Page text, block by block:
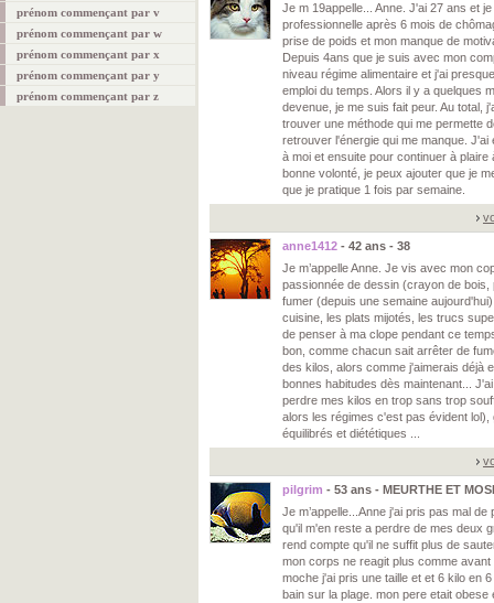
prénom commençant par v
prénom commençant par w
prénom commençant par x
prénom commençant par y
prénom commençant par z
Je m 19appelle... Anne. J'ai 27 ans et
professionnelle après 6 mois de
prise de poids et mon manque de
Depuis 4ans que je suis avec mon
niveau régime alimentaire et j'ai
emploi du temps. Alors il y a quelques
devenue, je me suis fait peur. Au total,
trouver une méthode qui me permette
retrouver l'énergie qui me manque.
à moi et ensuite pour continuer à
bonne volonté, je peux ajouter que je
que je pratique 1 fois par semaine.
anne1412 - 42 ans - 38
Je m’appelle Anne. Je vis avec mon
passionnée de dessin (crayon de
fumer (depuis une semaine
cuisine, les plats mijotés, les trucs
de penser à ma clope pendant ce
bon, comme chacun sait arrêter de
des kilos, alors comme j'aimerais déjà
bonnes habitudes dès maintenant...
perdre mes kilos en trop sans trop
alors les régimes c'est pas évident
équilibrés et diététiques ...
pilgrim - 53 ans - MEURTHE ET
Je m’appelle...Anne j'ai pris pas mal
qu'il m'en reste a perdre de mes deux
rend compte qu'il ne suffit plus de
mon corps ne reagit plus comme
moche j'ai pris une taille et et 6 kilo en
bain sur la plage. mon pere etait